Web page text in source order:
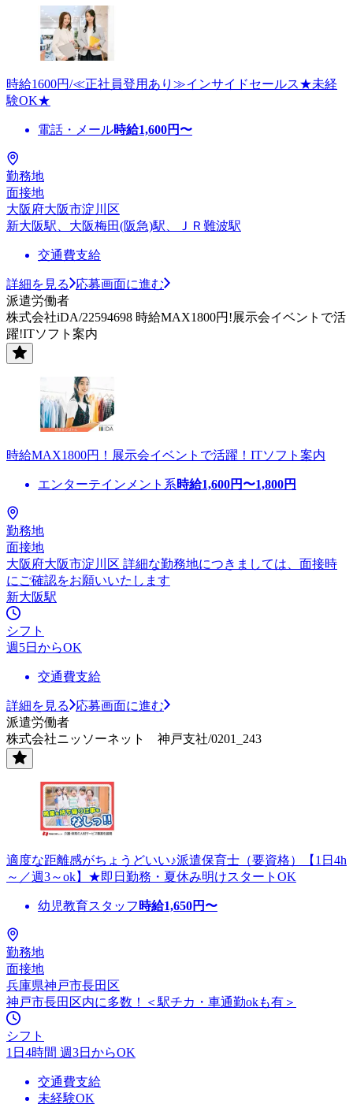
時給1600円/≪正社員登用あり≫インサイドセールス★未経
験OK★
電話・メール時給1,600円〜
勤務地
面接地
大阪府大阪市淀川区
新大阪駅、大阪梅田(阪急)駅、ＪＲ難波駅
交通費支給
詳細を見る
応募画面に進む
派遣労働者
株式会社iDA/22594698 時給MAX1800円!展示会イベントで活
躍!ITソフト案内
時給MAX1800円！展示会イベントで活躍！ITソフト案内
エンターテインメント系時給1,600円〜1,800円
勤務地
面接地
大阪府大阪市淀川区 詳細な勤務地につきましては、面接時
にご確認をお願いいたします
新大阪駅
シフト
週5日からOK
交通費支給
詳細を見る
応募画面に進む
派遣労働者
株式会社ニッソーネット 神戸支社/0201_243
適度な距離感がちょうどいい♪派遣保育士（要資格）【1日4h
～／週3～ok】★即日勤務・夏休み明けスタートOK
幼児教育スタッフ 時給1,650円〜
勤務地
面接地
兵庫県神戸市長田区
神戸市長田区内に多数！＜駅チカ・車通勤okも有＞
シフト
1日4時間 週3日からOK
交通費支給
未経験OK